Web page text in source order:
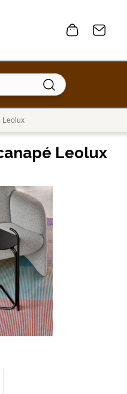
Leolux
Leolux